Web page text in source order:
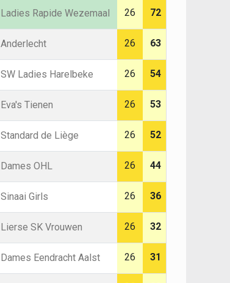
Ladies Rapide Wezemaal 26 72
Anderlecht 26 63
SW Ladies Harelbeke 26 54
Eva's Tienen 26 53
Standard de Liège 26 52
Dames OHL 26 44
Sinaai Girls 26 36
Lierse SK Vrouwen 26 32
Dames Eendracht Aalst 26 31